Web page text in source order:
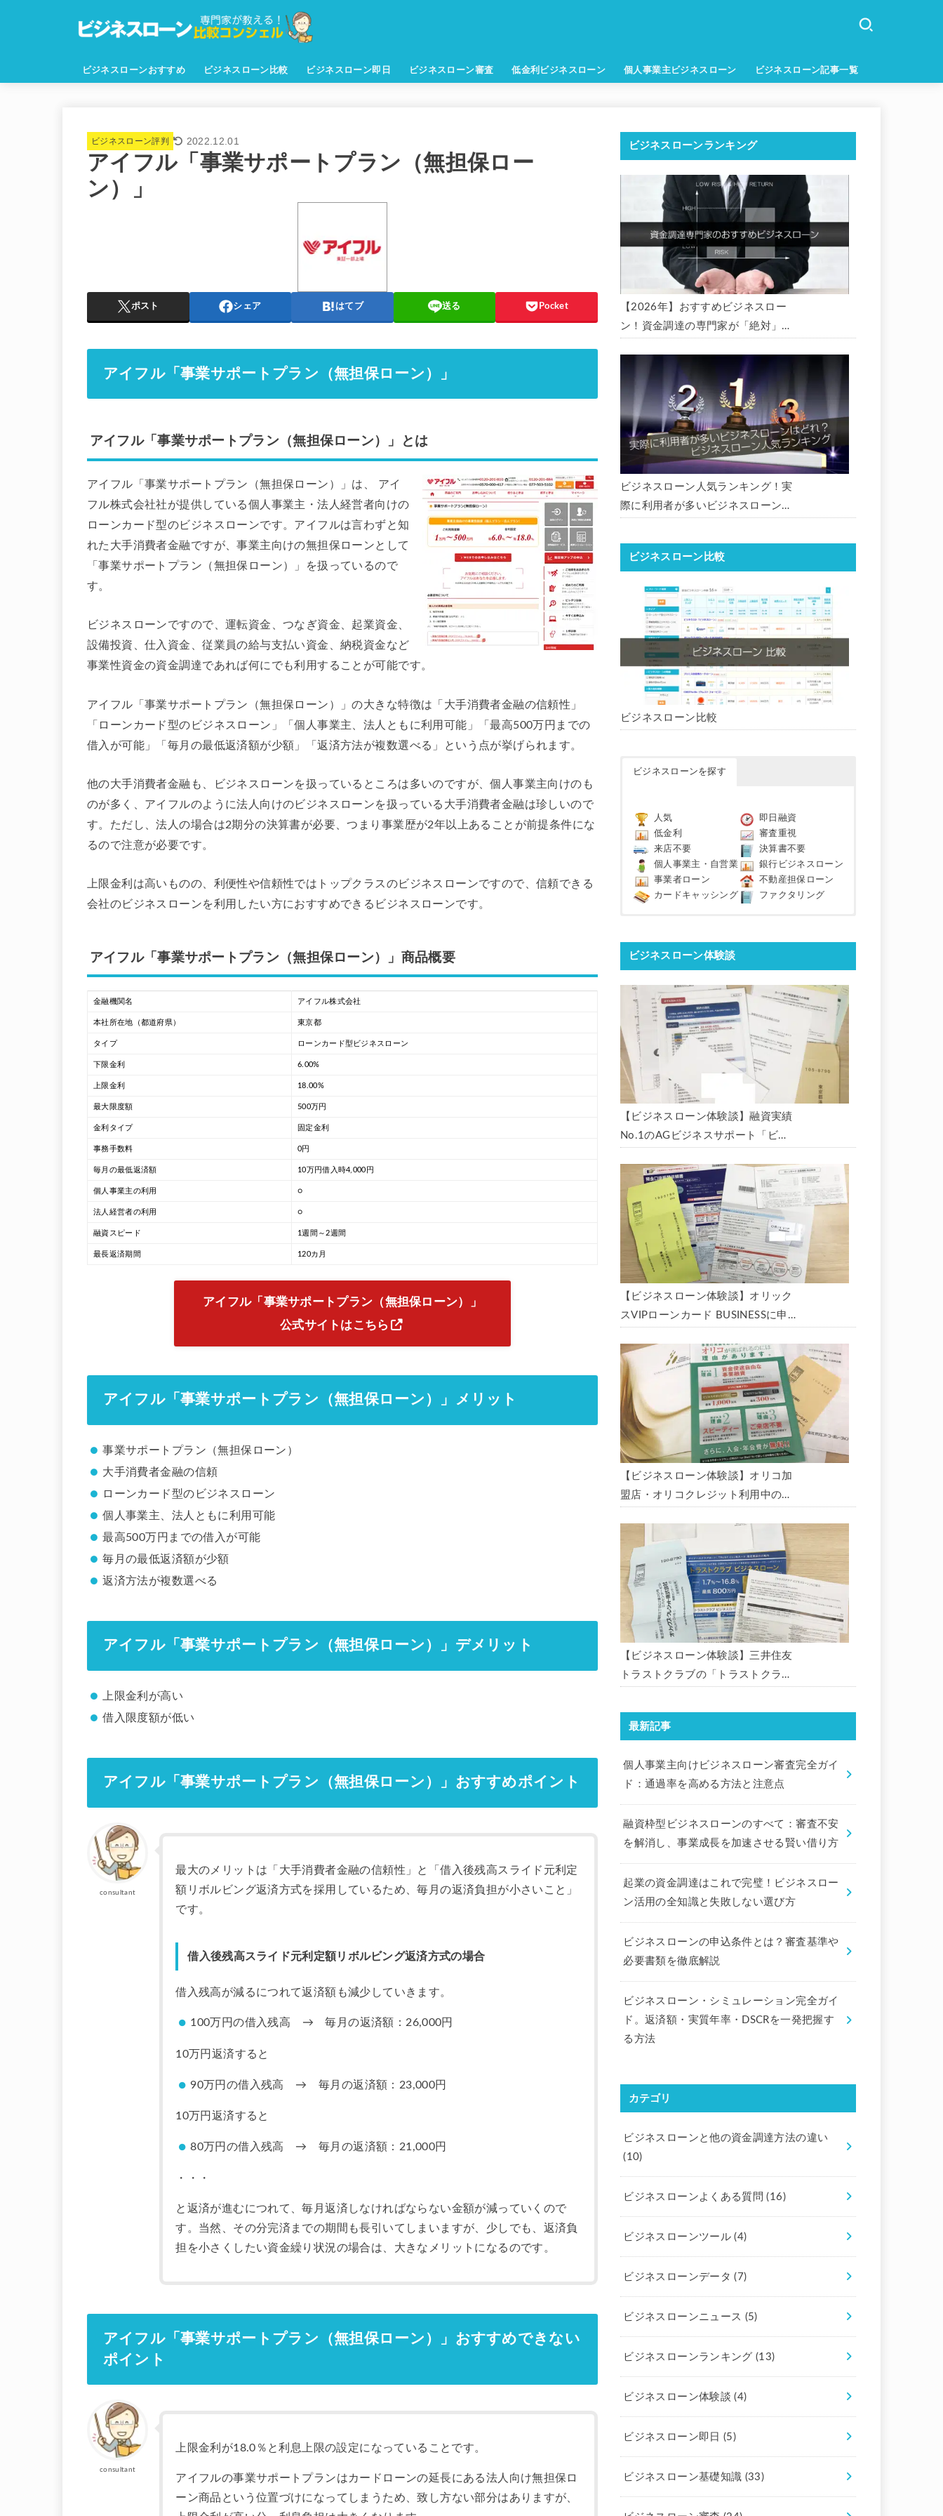
ビジネスローンおすすめ ビジネスローン比較 ビジネスローン即日 ビジネスローン審査 低金利ビジネスローン 個人事業主ビジネスローン ビジネスローン記事一覧
ビジネスローン評判 2022.12.01
アイフル「事業サポートプラン（無担保ロー
ン）」
ポスト シェア はてブ 送る Pocket
アイフル「事業サポートプラン（無担保ローン）」
アイフル「事業サポートプラン（無担保ローン）」とは
アイフル「事業サポートプラン（無担保ローン）」は、 アイ
フル株式会社社が提供している個人事業主・法人経営者向けの
ローンカード型のビジネスローンです。アイフルは言わずと知
れた大手消費者金融ですが、事業主向けの無担保ローンとして
「事業サポートプラン（無担保ローン）」を扱っているので
す。
ビジネスローンですので、運転資金、つなぎ資金、起業資金、
設備投資、仕入資金、従業員の給与支払い資金、納税資金など
事業性資金の資金調達であれば何にでも利用することが可能です。
アイフル「事業サポートプラン（無担保ローン）」の大きな特徴は「大手消費者金融の信頼性」
「ローンカード型のビジネスローン」「個人事業主、法人ともに利用可能」「最高500万円までの
借入が可能」「毎月の最低返済額が少額」「返済方法が複数選べる」という点が挙げられます。
他の大手消費者金融も、ビジネスローンを扱っているところは多いのですが、個人事業主向けのも
のが多く、アイフルのように法人向けのビジネスローンを扱っている大手消費者金融は珍しいので
す。ただし、法人の場合は2期分の決算書が必要、つまり事業歴が2年以上あることが前提条件にな
るので注意が必要です。
上限金利は高いものの、利便性や信頼性ではトップクラスのビジネスローンですので、信頼できる
会社のビジネスローンを利用したい方におすすめできるビジネスローンです。
アイフル「事業サポートプラン（無担保ローン）」商品概要
金融機関名 アイフル株式会社
本社所在地（都道府県） 東京都
タイプ ローンカード型ビジネスローン
下限金利 6.00%
上限金利 18.00%
最大限度額 500万円
金利タイプ 固定金利
事務手数料 0円
毎月の最低返済額 10万円借入時4,000円
個人事業主の利用 ○
法人経営者の利用 ○
融資スピード 1週間～2週間
最長返済期間 120カ月
アイフル「事業サポートプラン（無担保ローン）」
公式サイトはこちら
アイフル「事業サポートプラン（無担保ローン）」メリット
事業サポートプラン（無担保ローン）
大手消費者金融の信頼
ローンカード型のビジネスローン
個人事業主、法人ともに利用可能
最高500万円までの借入が可能
毎月の最低返済額が少額
返済方法が複数選べる
アイフル「事業サポートプラン（無担保ローン）」デメリット
上限金利が高い
借入限度額が低い
アイフル「事業サポートプラン（無担保ローン）」おすすめポイント
consultant
最大のメリットは「大手消費者金融の信頼性」と「借入後残高スライド元利定
額リボルビング返済方式を採用しているため、毎月の返済負担が小さいこと」
です。
借入後残高スライド元利定額リボルビング返済方式の場合
借入残高が減るにつれて返済額も減少していきます。
100万円の借入残高 → 毎月の返済額：26,000円
10万円返済すると
90万円の借入残高 → 毎月の返済額：23,000円
10万円返済すると
80万円の借入残高 → 毎月の返済額：21,000円
・・・
と返済が進むにつれて、毎月返済しなければならない金額が減っていくので
す。当然、その分完済までの期間も長引いてしまいますが、少しでも、返済負
担を小さくしたい資金繰り状況の場合は、大きなメリットになるのです。
アイフル「事業サポートプラン（無担保ローン）」おすすめできない
ポイント
consultant
上限金利が18.0％と利息上限の設定になっていることです。
アイフルの事業サポートプランはカードローンの延長にある法人向け無担保ロ
ーン商品という位置づけになってしまうため、致し方ない部分はありますが、
ビジネスローンランキング
【2026年】おすすめビジネスロー
ン！資金調達の専門家が「絶対」に
業者ローン・商工ローンランキング
ビジネスローン人気ランキング！実
際に利用者が多いビジネスローンは
【2026年版】
ビジネスローン比較
ビジネスローン比較
ビジネスローンを探す
人気
即日融資
低金利
審査重視
来店不要
決算書不要
個人事業主・自営業
銀行ビジネスローン
事業者ローン
不動産担保ローン
カードキャッシング
ファクタリング
ビジネスローン体験談
【ビジネスローン体験談】融資実績
No.1のAGビジネスサポート「ビジ
枠で翌日に借りられました。全手順
を丁寧に解説します。
【ビジネスローン体験談】オリック
スVIPローンカード BUSINESSに申
利で借りられました。全手順を丁寧
に解説します。
【ビジネスローン体験談】オリコ加
盟店・オリコクレジット利用中の事
ビジネスサポートプラン」を使う方
法がないか、問い合わせてみた。
【ビジネスローン体験談】三井住友
トラストクラブの「トラストクラブ
みました。
最新記事
個人事業主向けビジネスローン審査完全ガイ
ド：通過率を高める方法と注意点
融資枠型ビジネスローンのすべて：審査不安
を解消し、事業成長を加速させる賢い借り方
起業の資金調達はこれで完璧！ビジネスロー
ン活用の全知識と失敗しない選び方
ビジネスローンの申込条件とは？審査基準や
必要書類を徹底解説
ビジネスローン・シミュレーション完全ガイ
ド。返済額・実質年率・DSCRを一発把握す
る方法
カテゴリ
ビジネスローンと他の資金調達方法の違い
(10)
ビジネスローンよくある質問(16)
ビジネスローンツール(4)
ビジネスローンデータ(7)
ビジネスローンニュース (5)
ビジネスローンランキング(13)
ビジネスローン体験談(4)
ビジネスローン即日 (5)
ビジネスローン基礎知識 (33)